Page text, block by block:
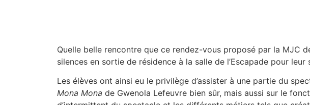
Quelle belle rencontre que ce rendez-vous proposé par la MJC
silences en sortie de résidence à la salle de l’Escapade pour
Les élèves ont ainsi eu le privilège d’assister à une partie du
Mona Mona de Gwenola Lefeuvre bien sûr, mais aussi sur le